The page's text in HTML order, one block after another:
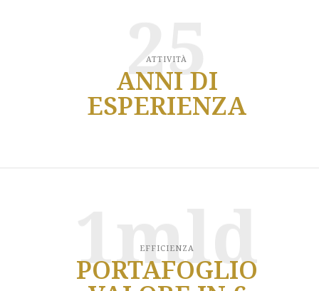
25
ATTIVITÀ
ANNI DI
ESPERIENZA
1mld
EFFICIENZA
PORTAFOGLIO